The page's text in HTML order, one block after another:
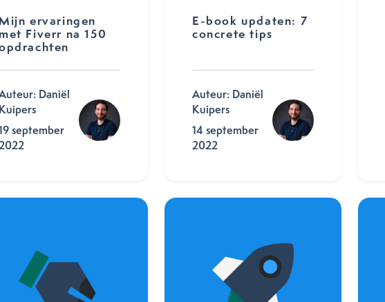
ervaringen
met Fiverr na 150
Daniël
Kuipers
september
E-book updaten: 7
concrete tips
Auteur: Daniël
Kuipers
14 september
2022